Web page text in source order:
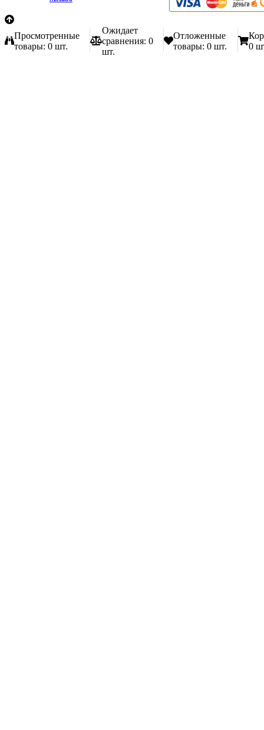
Просмотренные
товары: 0 шт.
Ожидает
сравнения: 0
шт.
Отложенные
товары: 0 шт.
0